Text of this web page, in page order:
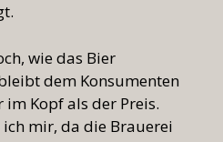
wie das Bier
dem Konsumenten
Kopf als der Preis.
ich mir, da die Brauerei